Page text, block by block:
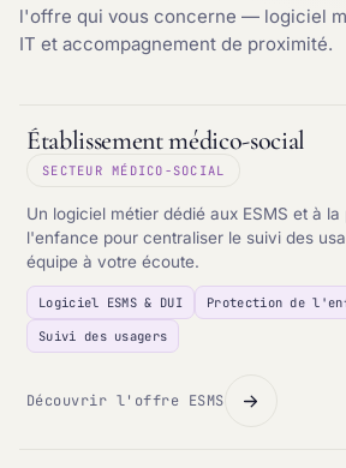
l'offre qui vous concerne — logiciel
IT et accompagnement de proximité.
Établissement médico-social
SECTEUR MÉDICO-SOCIAL
Un logiciel métier dédié aux ESMS et à
l'enfance pour centraliser le suivi des
équipe à votre écoute.
Logiciel ESMS & DUI
Protection de
Suivi des usagers
Découvrir l'offre ESMS